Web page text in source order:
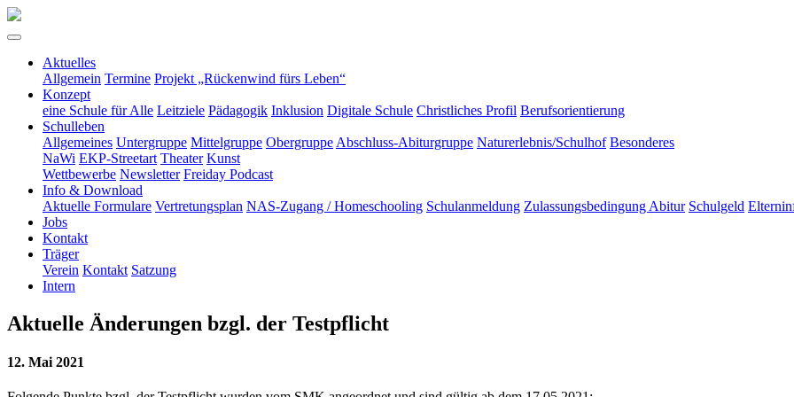
Aktuelles
Allgemein Termine Projekt „Rückenwind fürs Leben“
Konzept
eine Schule für Alle Leitziele Pädagogik Inklusion Digitale Schule Christliches Profil Berufsorientierung
Schulleben
Allgemeines Untergruppe Mittelgruppe Obergruppe Abschluss-Abiturgruppe Naturerlebnis/Schulhof Besonderes
NaWi EKP-Streetart Theater Kunst
Wettbewerbe Newsletter Freiday Podcast
Info & Download
Aktuelle Formulare Vertretungsplan NAS-Zugang / Homeschooling Schulanmeldung Zulassungsbedingung Abitur Schulgeld
Jobs
Kontakt
Träger
Verein Kontakt Satzung
Intern
Aktuelle Änderungen bzgl. der Testpflicht
12. Mai 2021